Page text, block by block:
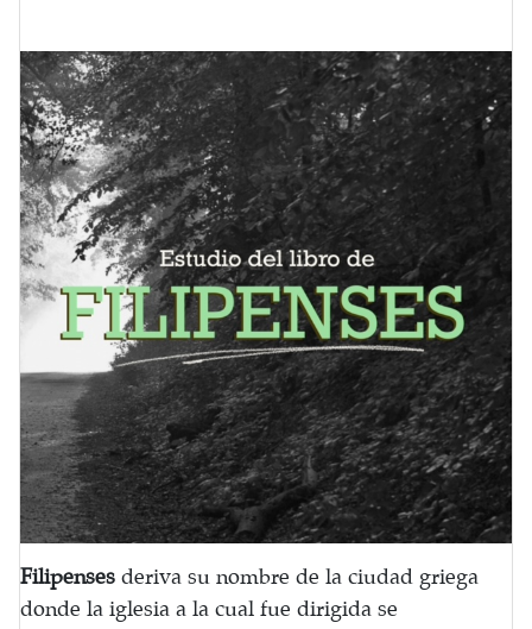
Filipenses deriva su nombre de la ciudad griega
donde la iglesia a la cual fue dirigida se